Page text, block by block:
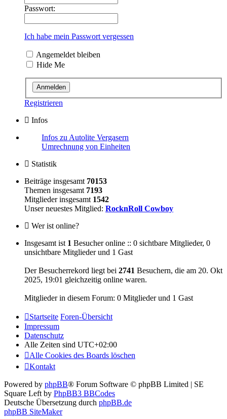
Passwort:
Ich habe mein Passwort vergessen
Angemeldet bleiben
Hide Me
Registrieren
Infos
Infos zu Autolite Vergasern
Umrechnung von Einheiten
Statistik
Beiträge insgesamt 70153
Themen insgesamt 7193
Mitglieder insgesamt 1542
Unser neuestes Mitglied: RocknRoll Cowboy
Wer ist online?
Insgesamt ist 1 Besucher online :: 0 sichtbare Mitglieder, 0
unsichtbare Mitglieder und 1 Gast
Der Besucherrekord liegt bei 2741 Besuchern, die am 20. Okt
2025, 19:01 gleichzeitig online waren.
Mitglieder in diesem Forum: 0 Mitglieder und 1 Gast
Startseite Foren-Übersicht
Impressum
Datenschutz
Alle Zeiten sind UTC+02:00
Alle Cookies des Boards löschen
Kontakt
Powered by phpBB® Forum Software © phpBB Limited | SE
Square Left by PhpBB3 BBCodes
Deutsche Übersetzung durch phpBB.de
phpBB SiteMaker